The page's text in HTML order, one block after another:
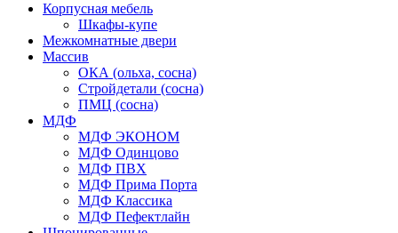
Корпусная мебель
Шкафы-купе
Межкомнатные двери
Массив
ОКА (ольха, сосна)
Стройдетали (сосна)
ПМЦ (сосна)
МДФ
МДФ ЭКОНОМ
МДФ Одинцово
МДФ ПВХ
МДФ Прима Порта
МДФ Классика
МДФ Пефектлайн